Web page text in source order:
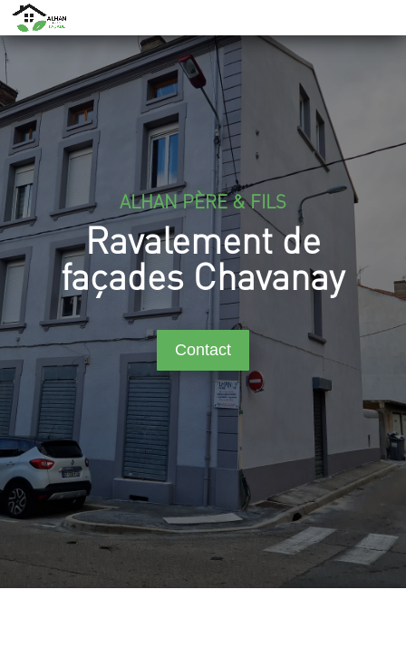
ALHAN PÈRE & FILS
Ravalement de
façades Chavanay
Contact